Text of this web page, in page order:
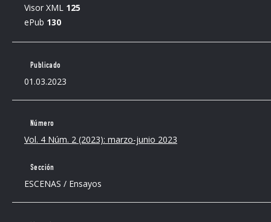
Visor XML 125
ePub 130
Publicado
01.03.2023
Número
Vol. 4 Núm. 2 (2023): marzo-junio 2023
Sección
ESCENAS / Ensayos